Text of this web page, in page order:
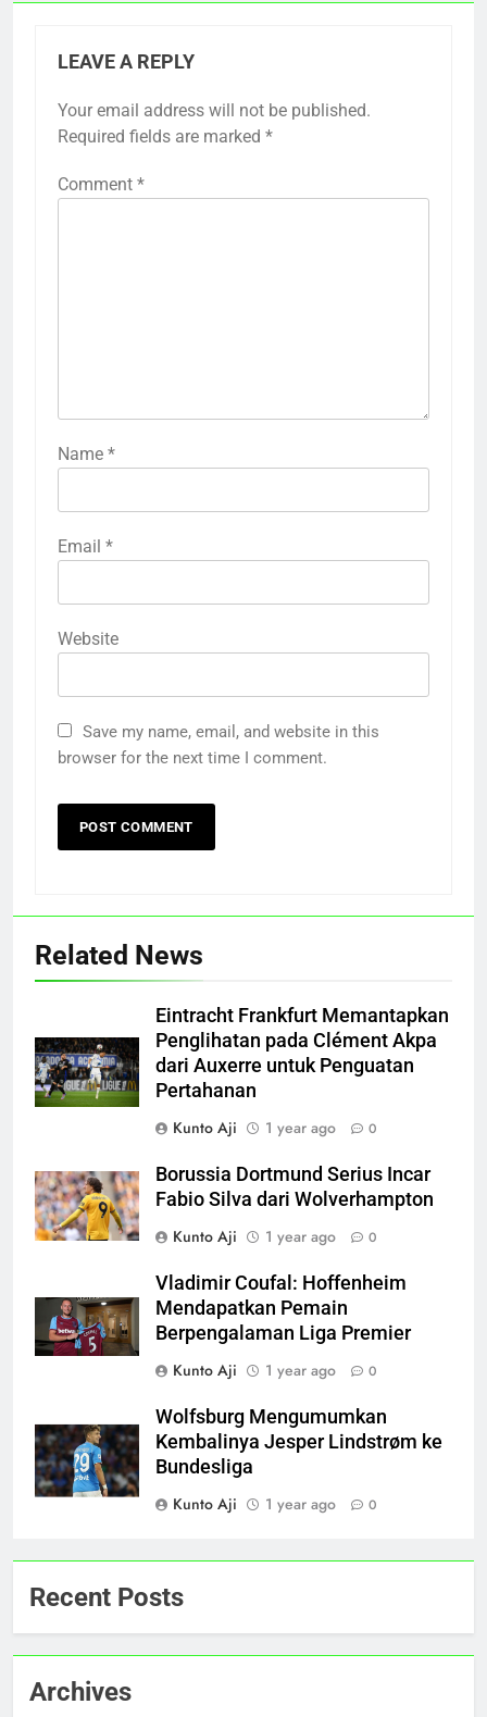
LEAVE A REPLY
Your email address will not be published.
Required fields are marked *
Comment *
Name *
Email *
Website
Save my name, email, and website in this
browser for the next time I comment.
Related News
Eintracht Frankfurt Memantapkan
Penglihatan pada Clément Akpa
dari Auxerre untuk Penguatan
Pertahanan
Kunto Aji
1 year ago 0
Borussia Dortmund Serius Incar
Fabio Silva dari Wolverhampton
Kunto Aji
1 year ago 0
Vladimir Coufal: Hoffenheim
Mendapatkan Pemain
Berpengalaman Liga Premier
Kunto Aji
1 year ago 0
Wolfsburg Mengumumkan
Kembalinya Jesper Lindstrøm ke
Bundesliga
Kunto Aji
1 year ago 0
Recent Posts
Archives